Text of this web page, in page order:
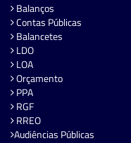
Balanços
Contas Públicas
Balancetes
LDO
LOA
Orçamento
PPA
RGF
RREO
Audiências Públicas